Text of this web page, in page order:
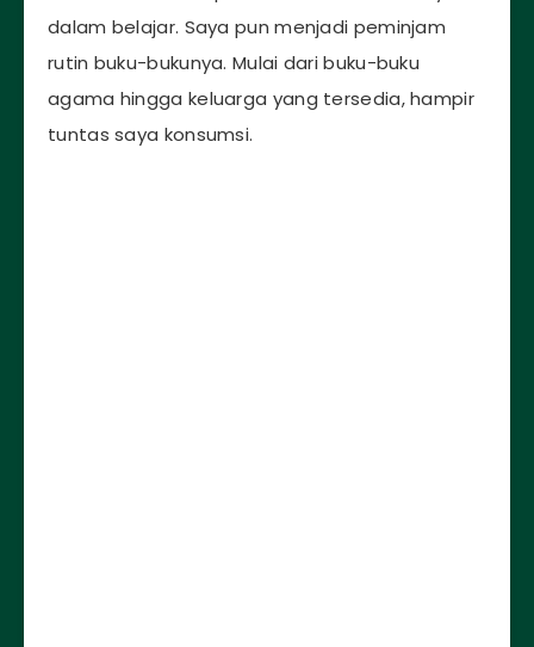
dalam belajar. Saya pun menjadi peminjam
rutin buku-bukunya. Mulai dari buku-buku
agama hingga keluarga yang tersedia, hampir
tuntas saya konsumsi.